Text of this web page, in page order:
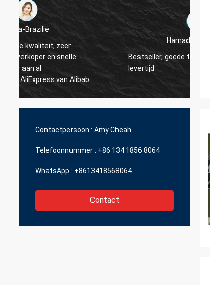
Hamadivo-Frankrijk
Bestseller, goede transactie en snelle
levertijd
Contactpersoon : Amy Cheah
Telefoonnummer : +86 134 1856 8064
WhatsApp : +8613418568064
Contact